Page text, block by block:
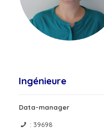
Ingénieure
Data-manager
: 39698